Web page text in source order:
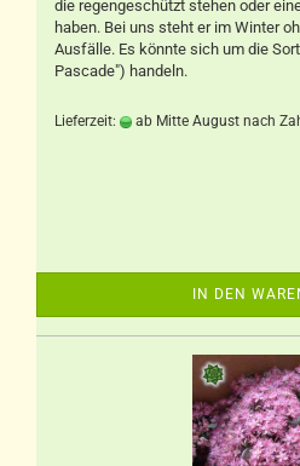
die regengeschützt stehen oder
haben. Bei uns steht er im Winter
Ausfälle. Es könnte sich um die
Pascade") handeln.
Lieferzeit: ab Mitte August nach
IN DEN